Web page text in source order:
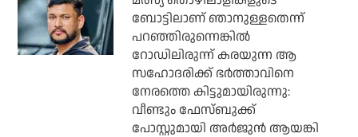
ബോട്ടിലാണ് ഞാനുള്ളതെന്ന്
പറഞ്ഞിരുന്നെങ്കില്‍
റോഡിലിരുന്ന് കരയുന്ന ആ
സഹോദരിക്ക് ഭര്‍ത്താവിനെ
നേരത്തെ കിട്ടുമായിരുന്നു:
വീണ്ടും ഫേസ്ബുക്ക്
പോസ്റ്റുമായി അര്‍ജുന്‍ ആയങ്കി